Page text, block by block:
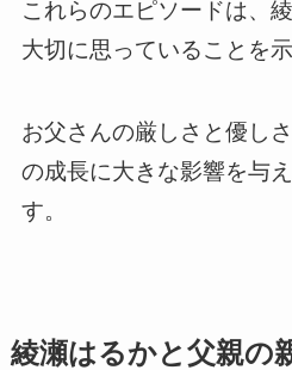
これらのエピソードは、
大切に思っていることを
お父さんの厳しさと優し
の成長に大きな影響を与
す。
綾瀬はるかと父親の